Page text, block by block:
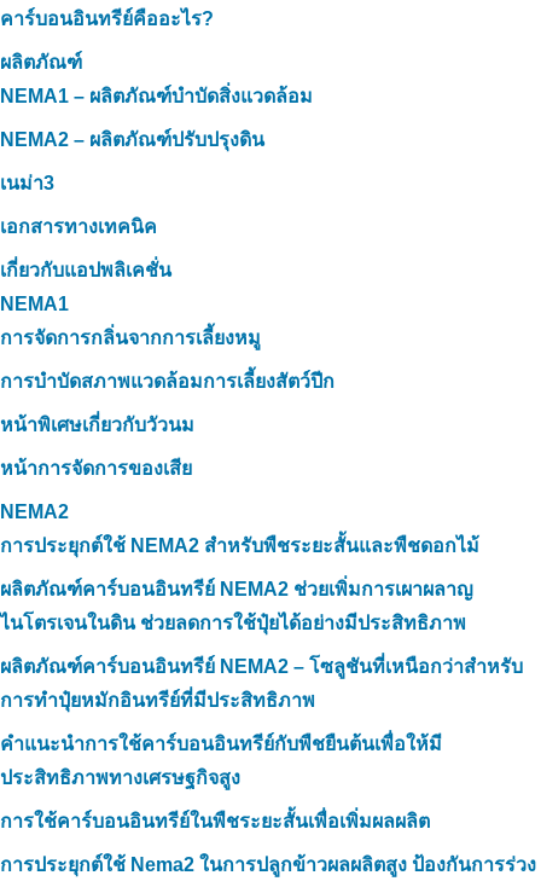
คาร์บอนอินทรีย์คืออะไร?
ผลิตภัณฑ์
NEMA1 – ผลิตภัณฑ์บำบัดสิ่งแวดล้อม
NEMA2 – ผลิตภัณฑ์ปรับปรุงดิน
เนม่า3
เอกสารทางเทคนิค
เกี่ยวกับแอปพลิเคชั่น
NEMA1
การจัดการกลิ่นจากการเลี้ยงหมู
การบำบัดสภาพแวดล้อมการเลี้ยงสัตว์ปีก
หน้าพิเศษเกี่ยวกับวัวนม
หน้าการจัดการของเสีย
NEMA2
การประยุกต์ใช้ NEMA2 สำหรับพืชระยะสั้นและพืชดอกไม้
ผลิตภัณฑ์คาร์บอนอินทรีย์ NEMA2 ช่วยเพิ่มการเผาผลาญ
ไนโตรเจนในดิน ช่วยลดการใช้ปุ๋ยได้อย่างมีประสิทธิภาพ
ผลิตภัณฑ์คาร์บอนอินทรีย์ NEMA2 – โซลูชันที่เหนือกว่าสำหรับ
การทำปุ๋ยหมักอินทรีย์ที่มีประสิทธิภาพ
คำแนะนำการใช้คาร์บอนอินทรีย์กับพืชยืนต้นเพื่อให้มี
ประสิทธิภาพทางเศรษฐกิจสูง
การใช้คาร์บอนอินทรีย์ในพืชระยะสั้นเพื่อเพิ่มผลผลิต
การประยุกต์ใช้ Nema2 ในการปลูกข้าวผลผลิตสูง ป้องกันการร่วง